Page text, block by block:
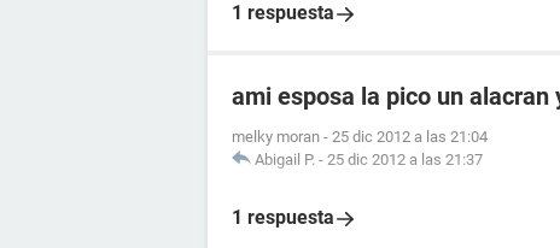
1 respuesta
ami esposa la pico un
melky moran - 25 dic 2012 a las 21:04
Abigail P. - 25 dic 2012 a las 21:37
1 respuesta